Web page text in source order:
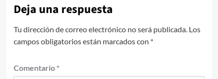
Deja una respuesta
Tu dirección de correo electrónico no será publicada. Los
campos obligatorios están marcados con *
Comentario *